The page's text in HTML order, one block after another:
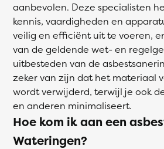
aanbevolen. Deze specialisten
kennis, vaardigheden en
veilig en efficiënt uit te voeren,
van de geldende wet- en
uitbesteden van de
zeker van zijn dat het materiaal
wordt verwijderd, terwijl je ook
en anderen minimaliseert.
Hoe kom ik aan een
Wateringen?